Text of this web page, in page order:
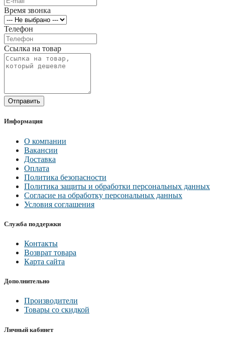
Время звонка
Телефон
Ссылка на товар
Отправить
Информация
О компании
Вакансии
Доставка
Оплата
Политика безопасности
Политика защиты и обработки персональных данных
Согласие на обработку персональных данных
Условия соглашения
Служба поддержки
Контакты
Возврат товара
Карта сайта
Дополнительно
Производители
Товары со скидкой
Личный кабинет